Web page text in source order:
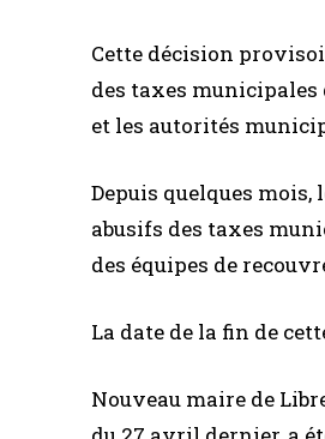
Cette décision
des taxes municipales
et les autorités
Depuis quelques
abusifs des taxes
des équipes de
La date de la fin de
Nouveau maire de